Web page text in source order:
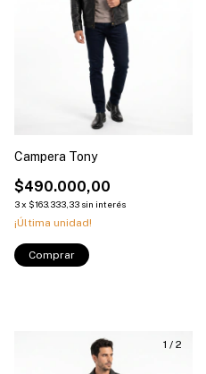
Campera Tony
$490.000,00
3x $163.333,33 sin interés
¡Última unidad!
Comprar
1 / 2